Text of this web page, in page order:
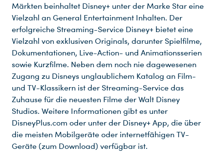
Märkten beinhaltet Disney+ unter der Marke Star eine
Vielzahl an General Entertainment Inhalten. Der
erfolgreiche Streaming-Service Disney+ bietet eine
Vielzahl von exklusiven Originals, darunter Spielfilme,
Dokumentationen, Live-Action- und Animationsserien
sowie Kurzfilme. Neben dem noch nie dagewesenen
Zugang zu Disneys unglaublichem Katalog an Film-
und TV-Klassikern ist der Streaming-Service das
Zuhause für die neuesten Filme der Walt Disney
Studios. Weitere Informationen gibt es unter
DisneyPlus.com oder unter der Disney+ App, die über
die meisten Mobilgeräte oder internetfähigen TV-
Geräte (zum Download) verfügbar ist.